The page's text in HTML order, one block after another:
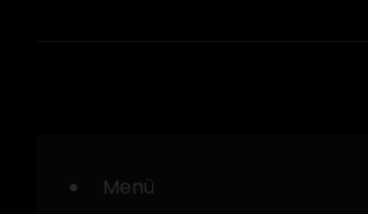
Menü